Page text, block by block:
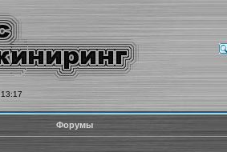
Форумы